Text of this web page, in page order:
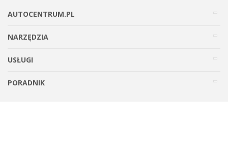
AUTOCENTRUM.PL
NARZĘDZIA
USŁUGI
PORADNIK